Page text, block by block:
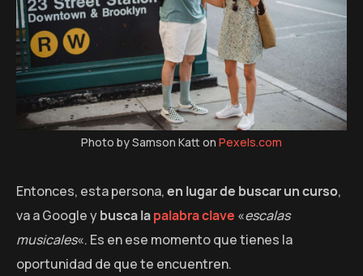
Photo by Samson Katt on Pexels.com
Entonces, esta persona,en lugar de buscar un curso,
va a Google ybusca lapalabra clave «escalas
musicales«. Es en ese momento que tienes la
oportunidad de que te encuentren.